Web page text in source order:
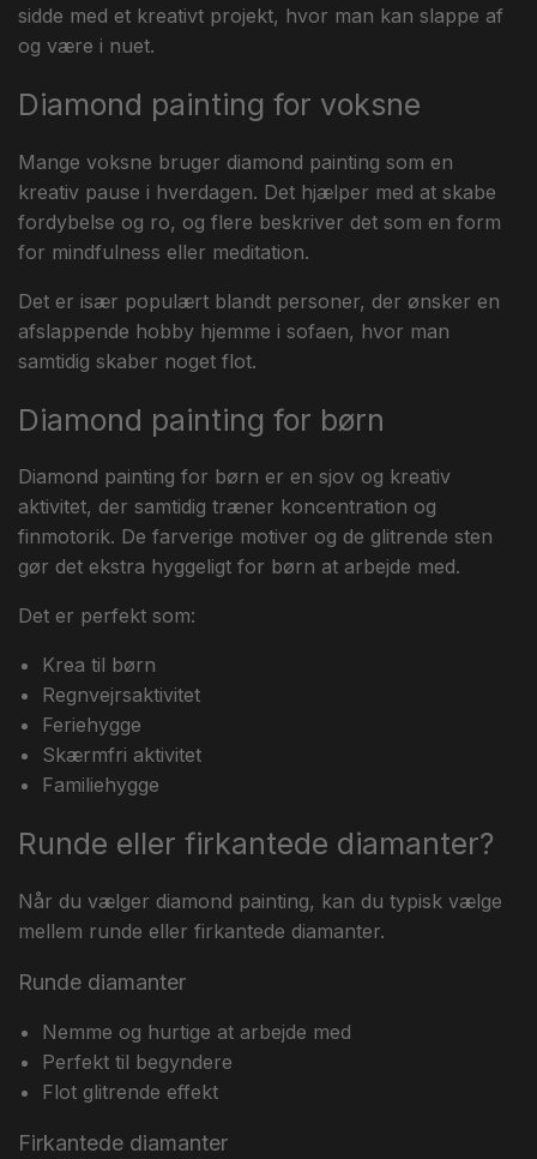
sidde med et kreativt projekt, hvor man kan slappe af
og være i nuet.
Diamond painting for voksne
Mange voksne bruger diamond painting som en
kreativ pause i hverdagen. Det hjælper med at skabe
fordybelse og ro, og flere beskriver det som en form
for mindfulness eller meditation.
Det er især populært blandt personer, der ønsker en
afslappende hobby hjemme i sofaen, hvor man
samtidig skaber noget flot.
Diamond painting for børn
Diamond painting for børn er en sjov og kreativ
aktivitet, der samtidig træner koncentration og
finmotorik. De farverige motiver og de glitrende sten
gør det ekstra hyggeligt for børn at arbejde med.
Det er perfekt som:
Krea til børn
Regnvejrsaktivitet
Feriehygge
Skærmfri aktivitet
Familiehygge
Runde eller firkantede diamanter?
Når du vælger diamond painting, kan du typisk vælge
mellem runde eller firkantede diamanter.
Runde diamanter
Nemme og hurtige at arbejde med
Perfekt til begyndere
Flot glitrende effekt
Firkantede diamanter